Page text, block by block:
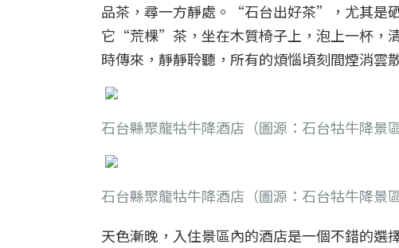
品茶，尋一方靜處。“石台出好茶”，尤其是
它“荒棵”茶，坐在木質椅子上，泡上一杯，
時傳來，靜靜聆聽，所有的煩惱頃刻間煙消雲
石台縣聚龍牯牛降酒店（圖源：石台牯牛降景區
石台縣聚龍牯牛降酒店（圖源：石台牯牛降景
天色漸晚，入住景區內的酒店是一個不錯的選